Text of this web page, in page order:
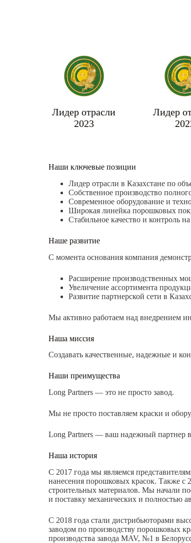
Лидер отрасли
2023
Лидер
Наши ключевые позиции
Лидер отрасли в Казахстане по
Собственное производство
Современное оборудование и
Широкая линейка порошковых
Стабильное качество и контроль
Наше развитие
С момента основания компания
Расширение производственных
Увеличение ассортимента
Развитие партнерской сети в
Мы активно работаем над внедрением
Наша миссия
Создавать качественные, надежные и
Наши преимущества
Long Partners — это не просто завод.
Мы не просто поставляем краски и
Long Partners — ваш надежный партнер
Наша история
С 2017 года мы являемся
нанесения порошковых красок. Также с
строительных материалов. Мы начали
и поставку механических и полностью
С 2018 года стали дистрибьюторами
заводом по производству порошковых
производства завода MAV, №1 в